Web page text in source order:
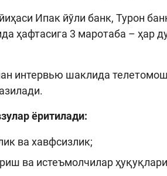
Ипак йўли банк, Турон
ҳафтасига 3 маротаба –
интервью шаклида
ёритилади:
ва хавфсизлик;
ва истеъмолчилар